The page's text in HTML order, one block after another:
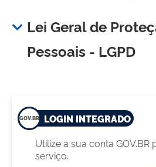
Lei Geral de
Pessoais - LGPD
LOGIN INTEGRADO
Utilize a sua conta GOV.BR
serviço.